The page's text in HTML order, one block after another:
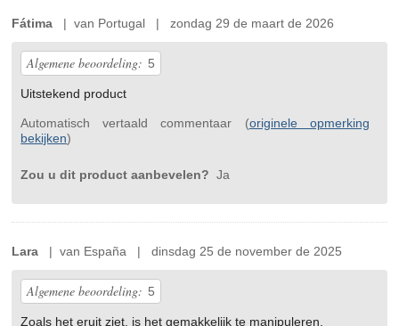
Fátima | van Portugal | zondag 29 de maart de 2026
Algemene beoordeling: 5
Uitstekend product
Automatisch vertaald commentaar (originele opmerking
bekijken)
Zou u dit product aanbevelen? Ja
Lara | van España | dinsdag 25 de november de 2025
Algemene beoordeling: 5
Zoals het eruit ziet, is het gemakkelijk te manipuleren.